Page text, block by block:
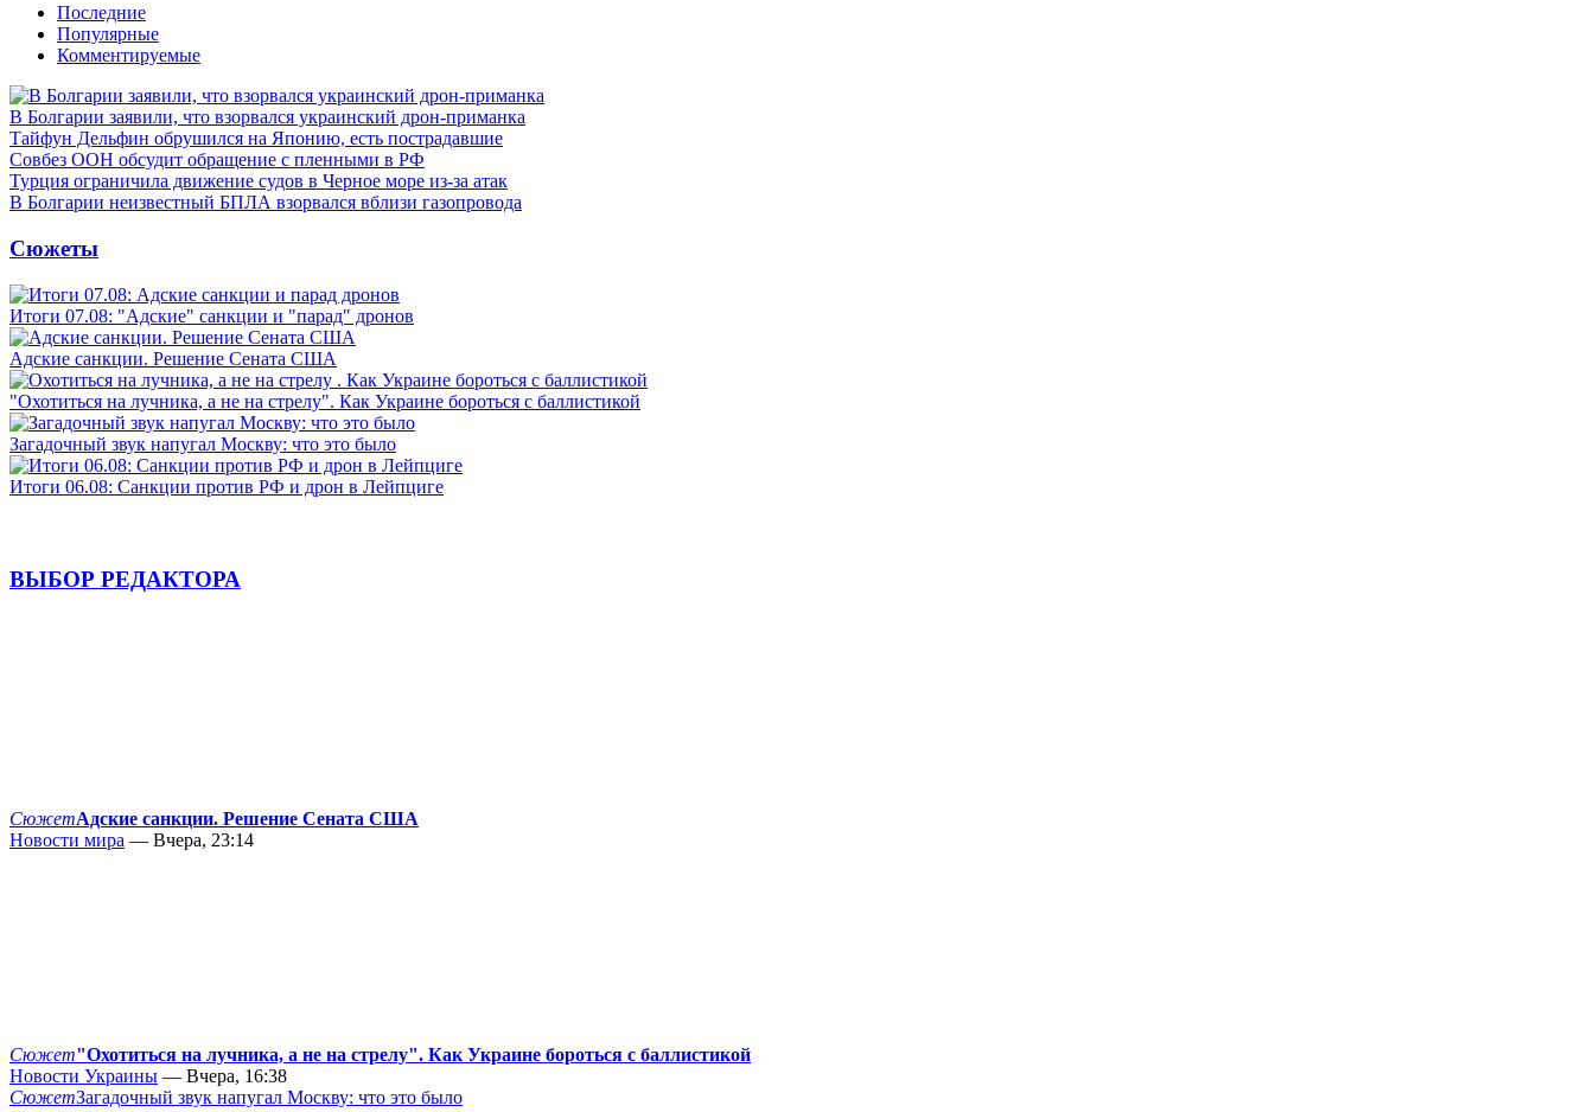
Последние
Популярные
Комментируемые
В Болгарии заявили, что взорвался украинский дрон-приманка
Тайфун Дельфин обрушился на Японию, есть пострадавшие
Совбез ООН обсудит обращение с пленными в РФ
Турция ограничила движение судов в Черное море из-за атак
В Болгарии неизвестный БПЛА взорвался вблизи газопровода
Сюжеты
Итоги 07.08: "Адские" санкции и "парад" дронов
Адские санкции. Решение Сената США
"Охотиться на лучника, а не на стрелу". Как Украине бороться с баллистикой
Загадочный звук напугал Москву: что это было
Итоги 06.08: Санкции против РФ и дрон в Лейпциге
ВЫБОР РЕДАКТОРА
СюжетАдские санкции. Решение Сената США
Новости мира — Вчера, 23:14
Сюжет"Охотиться на лучника, а не на стрелу". Как Украине бороться с баллистикой
Новости Украины — Вчера, 16:38
СюжетЗагадочный звук напугал Москву: что это было